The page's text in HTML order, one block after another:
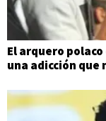
El arquero
una adicción